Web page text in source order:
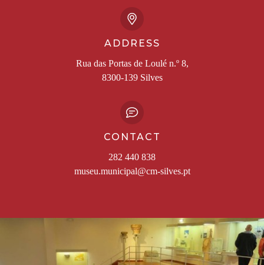
ADDRESS
Rua das Portas de Loulé n.º 8,
8300-139 Silves
CONTACT
282 440 838